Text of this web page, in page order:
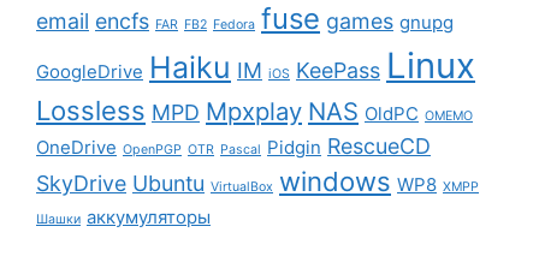
email encfs FAR FB2 Fedora fuse games gnupg
GoogleDrive Haiku IM iOS KeePass Linux
Lossless MPD Mpxplay NAS OldPC OMEMO
OneDrive OpenPGP OTR Pascal Pidgin RescueCD
SkyDrive Ubuntu VirtualBox windows WP8 XMPP
Шашки аккумуляторы